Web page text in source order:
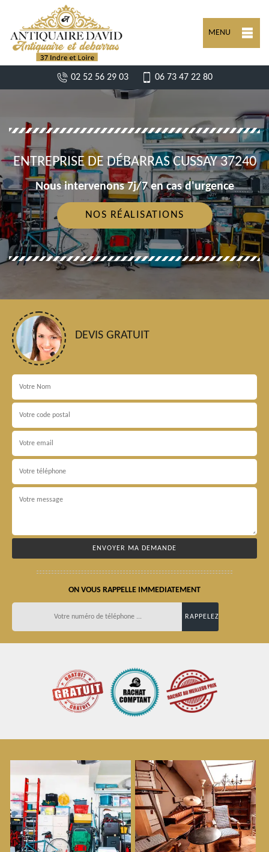
MENU
02 52 56 29 03 06 73 47 22 80
ENTREPRISE DE DÉBARRAS CUSSAY 37240
Nous intervenons 7j/7 en cas d'urgence
NOS RÉALISATIONS
DEVIS GRATUIT
ON VOUS RAPPELLE IMMEDIATEMENT